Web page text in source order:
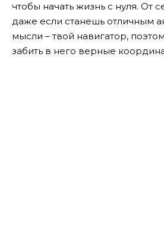
чтобы начать жизнь с нуля. От
даже если станешь отличным
мысли – твой навигатор,
забить в него верные